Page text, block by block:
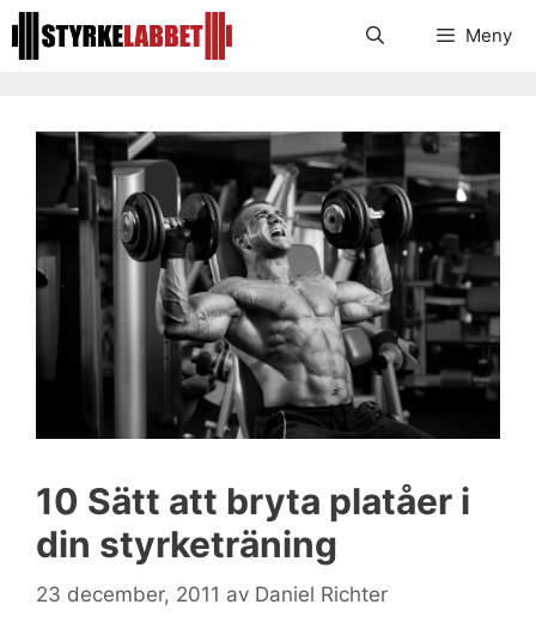
Hoppa
till
Meny
10 Sätt att bryta platåer i
din styrketräning
23 december, 2011 av Daniel Richter